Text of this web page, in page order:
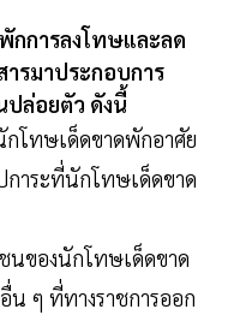
กการลงโทษและลด
รมาประกอบการ
ปล่อยตัว ดังนี้
โทษเด็ดขาดพักอาศัย
าระที่นักโทษเด็ดขาด
นของนักโทษเด็ดขาด
น ๆ ที่ทางราชการออก